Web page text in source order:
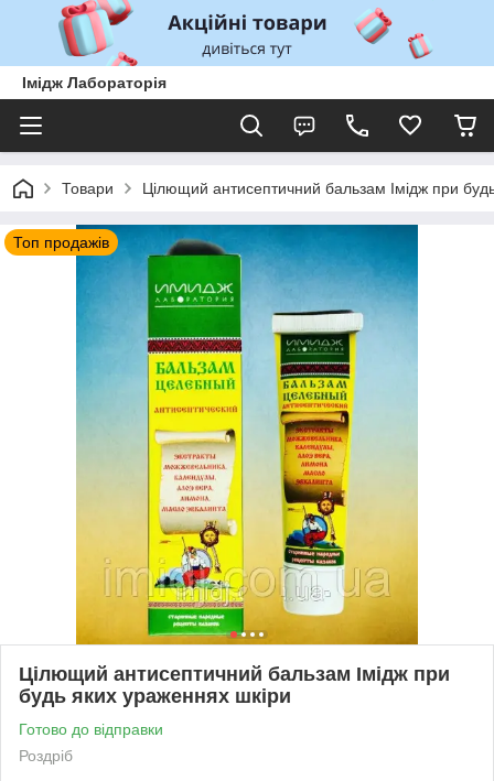
Імідж Лабораторія
Товари Цілющий антисептичний бальзам Імідж при
Топ продажів
Цілющий антисептичний бальзам Імідж при
будь яких ураженнях шкіри
Готово до відправки
Роздріб